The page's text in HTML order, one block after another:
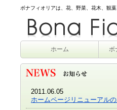
ボナフィオリアは、花、野菜、花木、観
ホーム ボ
2011.06.05
ホームページリニューアル